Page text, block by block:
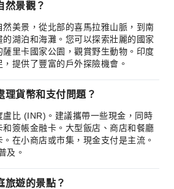
然景觀？
美景，從北部的喜馬拉雅山脈，到南
湖泊和海灘。您可以探索壯麗的國家
里卡國家公園，觀賞野生動物。印度
提供了豐富的戶外探險機會。
理貨幣和支付問題？
盧比 (INR)。建議攜帶一些現金，同時
簽帳金融卡。大型飯店、商店和餐廳
在小商店或市集，現金支付是主流。
及。
旅遊的景點？